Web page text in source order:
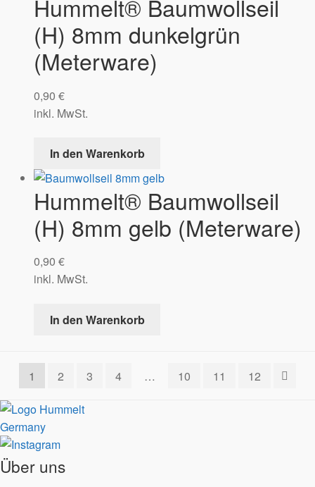
Hummelt® Baumwollseil
(H) 8mm dunkelgrün
(Meterware)
0,90 €
inkl. MwSt.
In den Warenkorb
Hummelt® Baumwollseil
(H) 8mm gelb (Meterware)
0,90 €
inkl. MwSt.
In den Warenkorb
1 2 3 4 … 10 11 12
Über uns